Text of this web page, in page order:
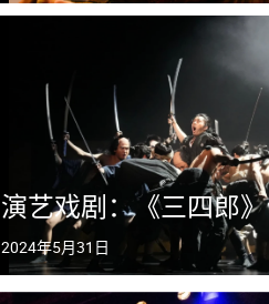
演艺戏剧：《三四郎》
2024年5月31日